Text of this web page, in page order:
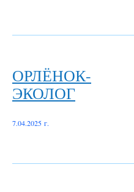
ОРЛЁНОК-
ЭКОЛОГ
7.04.2025 г.